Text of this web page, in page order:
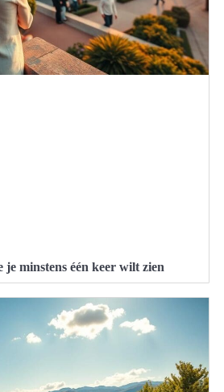
je minstens één keer wilt zien